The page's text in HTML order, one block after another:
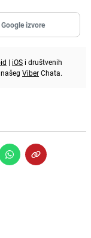
izvore
| iOS i društvenih
ViberChata.